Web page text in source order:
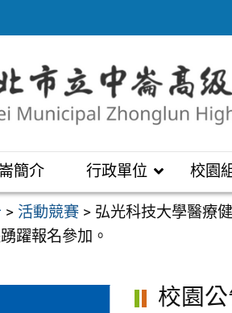
簡介 行政單位 校園
> 活動競賽 > 弘光科技大學醫療
躍報名參加。
校園